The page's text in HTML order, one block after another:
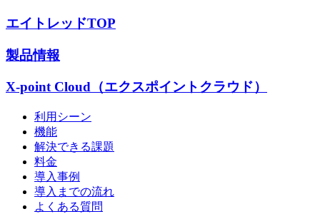
エイトレッドTOP
製品情報
X-point Cloud（エクスポイントクラウド）
利用シーン
機能
解決できる課題
料金
導入事例
導入までの流れ
よくある質問